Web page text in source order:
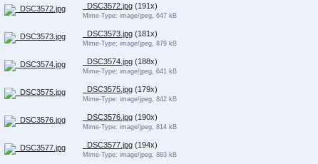
_DSC3572.jpg (191x)
Mime-Type: image/jpeg, 647 kB
_DSC3573.jpg (181x)
Mime-Type: image/jpeg, 879 kB
_DSC3574.jpg (188x)
Mime-Type: image/jpeg, 641 kB
_DSC3575.jpg (179x)
Mime-Type: image/jpeg, 842 kB
_DSC3576.jpg (190x)
Mime-Type: image/jpeg, 814 kB
_DSC3577.jpg (194x)
Mime-Type: image/jpeg, 883 kB